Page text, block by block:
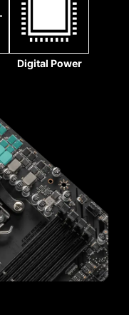
Digital Power
過增加記憶體頻寬
組記憶體時序設
找到最佳配置組
電源接頭均採
勢在於處理高電
電力傳輸至處理
，強化電力傳